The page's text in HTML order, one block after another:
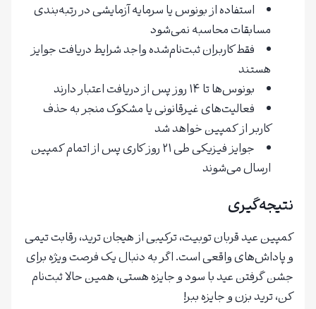
استفاده از بونوس یا سرمایه آزمایشی در رتبه‌بندی
مسابقات محاسبه نمی‌شود
فقط کاربران ثبت‌نام‌شده واجد شرایط دریافت جوایز
هستند
بونوس‌ها تا ۱۴ روز پس از دریافت اعتبار دارند
فعالیت‌های غیرقانونی یا مشکوک منجر به حذف
کاربر از کمپین خواهد شد
جوایز فیزیکی طی ۲۱ روز کاری پس از اتمام کمپین
ارسال می‌شوند
نتیجه‌گیری
کمپین عید قربان توبیت، ترکیبی از هیجان ترید، رقابت تیمی
و پاداش‌های واقعی است. اگر به دنبال یک فرصت ویژه برای
جشن گرفتن عید با سود و جایزه هستی، همین حالا ثبت‌نام
کن، ترید بزن و جایزه ببر!